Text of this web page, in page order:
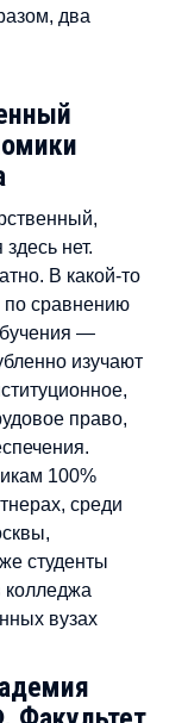
два
нет.
В какой-то
по сравнению
—
изучают
право,
100%
среди
студенты
колледжа
вузах